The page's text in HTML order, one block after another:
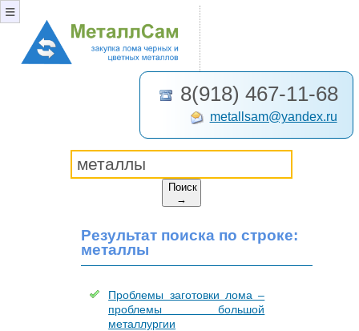
8(918) 467-11-68
metallsam@yandex.ru
≡
Поиск
→
Результат поиска по строке:
металлы
Проблемы заготовки лома –
проблемы большой
металлургии